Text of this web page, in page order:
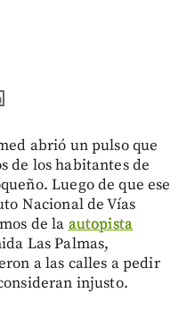
abrió un pulso que
de los habitantes de
Luego de que ese
Nacional de Vías
de la autopista
Las Palmas,
a las calles a pedir
injusto.